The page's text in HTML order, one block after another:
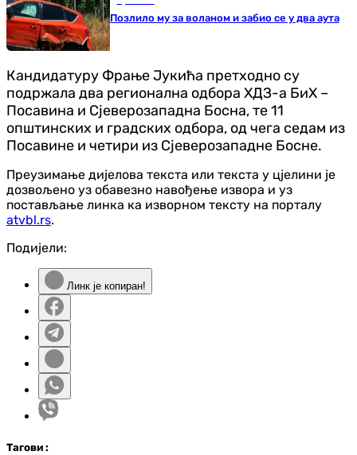
Позлило му за воланом и забио се у два аута
Кандидатуру Фрање Јукића претходно су
подржала два регионална одбора ХДЗ-а БиХ –
Посавина и Сјеверозападна Босна, те 11
општинских и градских одбора, од чега седам из
Посавине и четири из Сјеверозападне Босне.
Преузимање дијелова текста или текста у цјелини је
дозвољено уз обавезно навођење извора и уз
постављање линка ка изворном тексту на порталу
atvbl.rs.
Подијели:
Линк је копиран!
Тагови :